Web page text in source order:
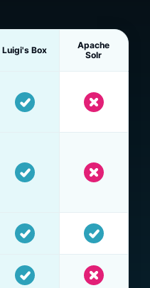
Luigi's Box
Apache
Solr